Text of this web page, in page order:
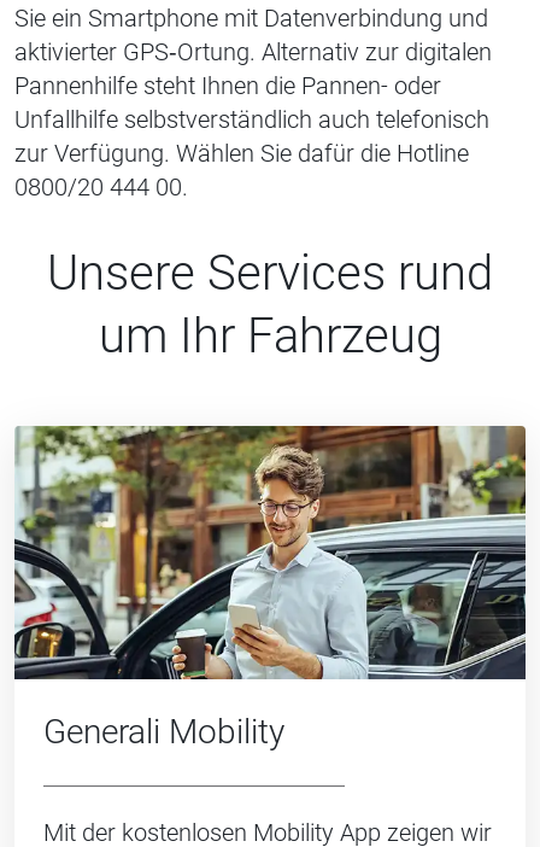
Sie ein Smartphone mit Datenverbindung und
aktivierter GPS‑Ortung. Alternativ zur digitalen
Pannenhilfe steht Ihnen die Pannen- oder
Unfallhilfe selbstverständlich auch telefonisch
zur Verfügung. Wählen Sie dafür die Hotline
0800/20 444 00.
Unsere Services rund
um Ihr Fahrzeug
Generali Mobility
Mit der kostenlosen Mobility App zeigen wir